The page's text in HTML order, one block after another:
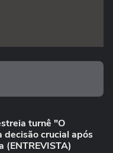
turnê "O
decisão crucial após
(ENTREVISTA)